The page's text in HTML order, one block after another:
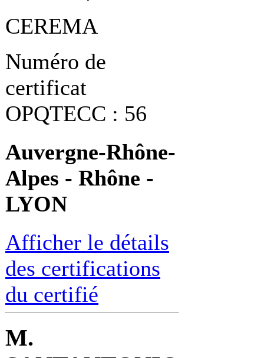
CEREMA
Numéro de
certificat
OPQTECC : 56
Auvergne-Rhône-
Alpes - Rhône -
LYON
Afficher le détails
des certifications
du certifié
M.